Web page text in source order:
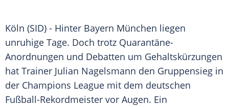
Köln (SID) - Hinter Bayern München liegen
unruhige Tage. Doch trotz Quarantäne-
Anordnungen und Debatten um Gehaltskürzungen
hat Trainer Julian Nagelsmann den Gruppensieg in
der Champions League mit dem deutschen
Fußball-Rekordmeister vor Augen. Ein